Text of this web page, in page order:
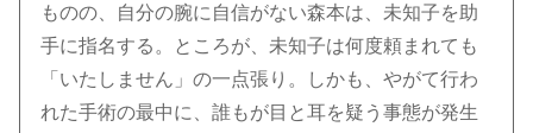
ものの、自分の腕に自信がない森本は、未知子を助
手に指名する。ところが、未知子は何度頼まれても
「いたしません」の一点張り。しかも、やがて行わ
れた手術の最中に、誰もが目と耳を疑う事態が発生